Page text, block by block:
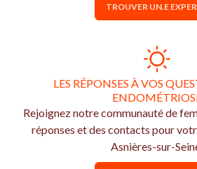
TROUVER UN.E
LES RÉPONSES À VOS
Rejoignez notre communauté de
réponses et des contacts pour
Asnières-sur-